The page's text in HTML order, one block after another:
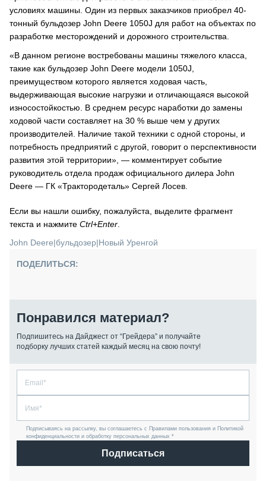
условиях машины. Один из первых заказчиков приобрел 40-
тонный бульдозер John Deere 1050J для работ на объектах по
разработке месторождений и дорожного строительства.
«В данном регионе востребованы машины тяжелого класса,
такие как бульдозер John Deere модели 1050J,
преимуществом которого является ходовая часть,
выдерживающая высокие нагрузки и отличающаяся высокой
износостойкостью. В среднем ресурс наработки до замены
ходовой части составляет на 30 % выше чем у других
производителей. Наличие такой техники с одной стороны, и
потребность предприятий с другой, говорит о перспективности
развития этой территории», — комментирует событие
руководитель отдела продаж официального дилера John
Deere — ГК «Трактородеталь» Сергей Лосев.
Если вы нашли ошибку, пожалуйста, выделите фрагмент
текста и нажмите Ctrl+Enter
John Deere|бульдозер|Новый Уренгой
ПОДЕЛИТЬСЯ:
Понравился материал?
Подпишитесь на Дайджест от “Грейдера” и получайте
подборку лучших статей каждый месяц на свою почту!
Подписываясь на рассылку, вы соглашаетесь с Правилами пользования и Политикой
конфиденциальности и обработку персональных данных *
Подписаться